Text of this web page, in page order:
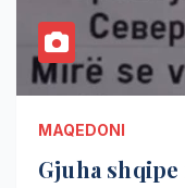
MAQEDONI
Gjuha